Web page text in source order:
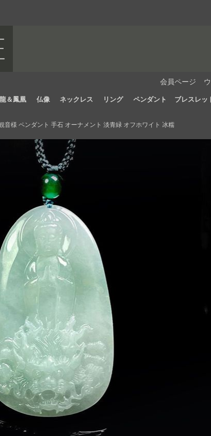
会員ページ
龍＆鳳凰 仏像 ネックレス リング ペンダント ブレスレッ
音様 ペンダント 手石 オーナメント 淡青緑 オフホワイト 冰糯